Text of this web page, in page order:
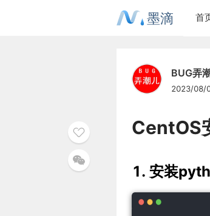
墨滴 首
BUG弄
2023/08/
CentOS
1. 安装